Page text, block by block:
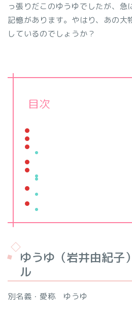
っ張りだこのゆうゆでしたが、急
記憶があります。やはり、あの大
しているのでしょうか？
目次
ゆうゆ（岩井由紀
ル
別名義・愛称 ゆうゆ